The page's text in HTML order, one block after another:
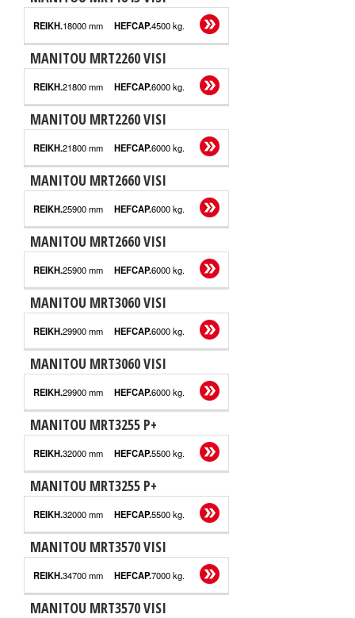
18000 mm 4500 kg.
MANITOU MRT2260 VISI
21800 mm 6000 kg.
MANITOU MRT2260 VISI
21800 mm 6000 kg.
MANITOU MRT2660 VISI
25900 mm 6000 kg.
MANITOU MRT2660 VISI
25900 mm 6000 kg.
MANITOU MRT3060 VISI
29900 mm 6000 kg.
MANITOU MRT3060 VISI
29900 mm 6000 kg.
MANITOU MRT3255 P+
32000 mm 5500 kg.
MANITOU MRT3255 P+
32000 mm 5500 kg.
MANITOU MRT3570 VISI
34700 mm 7000 kg.
MANITOU MRT3570 VISI